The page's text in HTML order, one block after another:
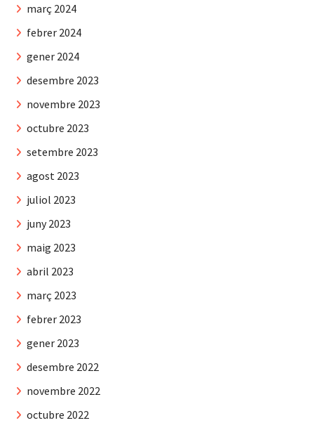
març 2024
febrer 2024
gener 2024
desembre 2023
novembre 2023
octubre 2023
setembre 2023
agost 2023
juliol 2023
juny 2023
maig 2023
abril 2023
març 2023
febrer 2023
gener 2023
desembre 2022
novembre 2022
octubre 2022